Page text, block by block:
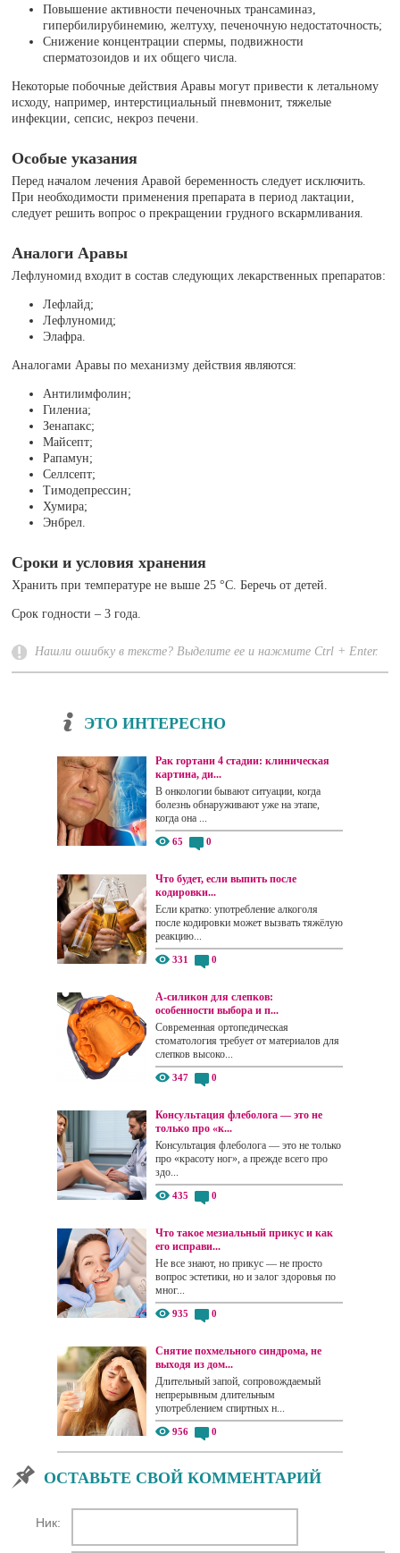
Повышение активности печеночных трансаминаз,
гипербилирубинемию, желтуху, печеночную недостаточность;
Снижение концентрации спермы, подвижности
сперматозоидов и их общего числа.
Некоторые побочные действия Аравы могут привести к летальному
исходу, например, интерстициальный пневмонит, тяжелые
инфекции, сепсис, некроз печени.
Особые указания
Перед началом лечения Аравой беременность следует исключить.
При необходимости применения препарата в период лактации,
следует решить вопрос о прекращении грудного вскармливания.
Аналоги Аравы
Лефлуномид входит в состав следующих лекарственных препаратов:
Лефлайд;
Лефлуномид;
Элафра.
Аналогами Аравы по механизму действия являются:
Антилимфолин;
Гилениа;
Зенапакс;
Майсепт;
Рапамун;
Селлсепт;
Тимодепрессин;
Хумира;
Энбрел.
Сроки и условия хранения
Хранить при температуре не выше 25 °C. Беречь от детей.
Срок годности – 3 года.
Нашли ошибку в тексте? Выделите ее и нажмите Ctrl + Enter.
ЭТО ИНТЕРЕСНО
Рак гортани 4 стадии: клиническая
картина, ди...
В онкологии бывают ситуации, когда
болезнь обнаруживают уже на этапе,
когда она ...
65 0
Что будет, если выпить после
кодировки...
Если кратко: употребление алкоголя
после кодировки может вызвать тяжёлую
реакцию...
331 0
А-силикон для слепков:
особенности выбора и п...
Современная ортопедическая
стоматология требует от материалов для
слепков высоко...
347 0
Консультация флеболога — это не
только про «к...
Консультация флеболога — это не только
про «красоту ног», а прежде всего про
здо...
435 0
Что такое мезиальный прикус и как
его исправи...
Не все знают, но прикус — не просто
вопрос эстетики, но и залог здоровья по
мног...
935 0
Снятие похмельного синдрома, не
выходя из дом...
Длительный запой, сопровождаемый
непрерывным длительным
употреблением спиртных н...
956 0
ОСТАВЬТЕ СВОЙ КОММЕНТАРИЙ
Ник: